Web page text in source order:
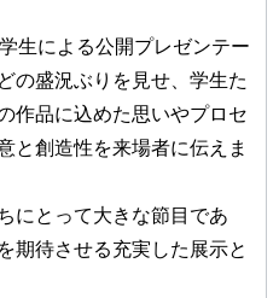
生による公開プレゼンテー
の盛況ぶりを見せ、学生た
作品に込めた思いやプロセ
と創造性を来場者に伝えま
にとって大きな節目であ
期待させる充実した展示と